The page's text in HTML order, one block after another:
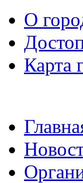
О
Карта